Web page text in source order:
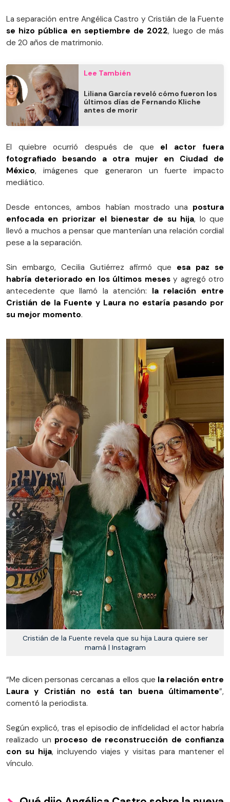
La separación entre Angélica Castro y Cristián de la Fuente
se hizo pública en septiembre de 2022, luego de más
de 20 años de matrimonio.
Lee También
Liliana García reveló cómo fueron los
últimos días de Fernando Kliche
antes de morir
El quiebre ocurrió después de que el actor fuera
fotografiado besando a otra mujer en Ciudad de
México, imágenes que generaron un fuerte impacto
mediático.
Desde entonces, ambos habían mostrado una postura
enfocada en priorizar el bienestar de su hija, lo que
llevó a muchos a pensar que mantenían una relación cordial
pese a la separación.
Sin embargo, Cecilia Gutiérrez afirmó que esa paz se
habría deteriorado en los últimos mesesy agregó otro
antecedente que llamó la atención: la relación entre
Cristián de la Fuente y Laura no estaría pasando por
su mejor momento.
Cristián de la Fuente revela que su hija Laura quiere ser
mamá | Instagram
“Me dicen personas cercanas a ellos que la relación entre
Laura y Cristián no está tan buena últimamente”,
comentó la periodista.
Según explicó, tras el episodio de infidelidad el actor habría
realizado un proceso de reconstrucción de confianza
con su hija, incluyendo viajes y visitas para mantener el
vínculo.